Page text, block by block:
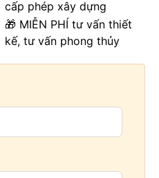
cấp phép xây dựng
🎁 MIỄN PHÍ tư vấn thiết
kế, tư vấn phong thủy